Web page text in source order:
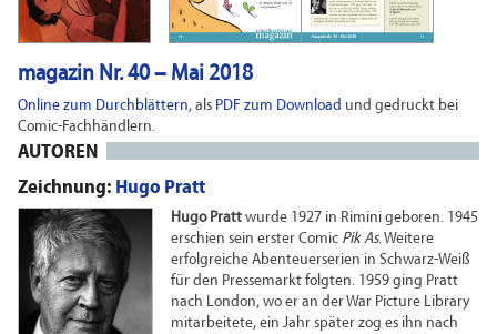
magazin Nr. 40 – Mai 2018
Online zum Durchblättern, als PDF zum Download und gedruckt bei
Comic-Fachhändlern.
AUTOREN
Zeichnung: Hugo Pratt
Hugo Pratt wurde 1927 in Rimini geboren. 1945
erschien sein erster Comic Pik As. Weitere
erfolgreiche Abenteuerserien in Schwarz-Weiß
für den Pressemarkt folgten. 1959 ging Pratt
nach London, wo er an der War Picture Library
mitarbeitete, ein Jahr später zog es ihn nach